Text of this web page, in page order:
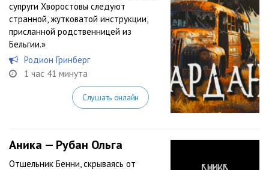
супруги Хворостовы следуют
странной, жутковатой инструкции,
присланной родственницей из
Бельгии.»
Родион Гринберг
1 час 41 минута
Слушать онлайн
Аника — Рубан Ольга
Отшельник Бенни, скрываясь от